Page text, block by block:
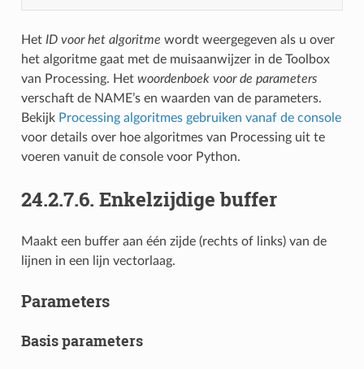
Het ID voor het algoritme wordt weergegeven als u over
het algoritme gaat met de muisaanwijzer in de Toolbox
van Processing. Het woordenboek voor de parameters
verschaft de NAME’s en waarden van de parameters.
Bekijk Processing algoritmes gebruiken vanaf de console
voor details over hoe algoritmes van Processing uit te
voeren vanuit de console voor Python.
24.2.7.6. Enkelzijdige buffer
Maakt een buffer aan één zijde (rechts of links) van de
lijnen in een lijn vectorlaag.
Parameters
Basis parameters